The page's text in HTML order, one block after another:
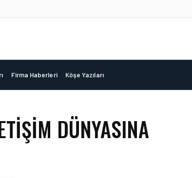
Firma Haberleri Köşe Yazıları
DÜNYASINA